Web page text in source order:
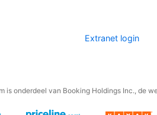
Extranet login
is onderdeel van Booking Holdings Inc., de